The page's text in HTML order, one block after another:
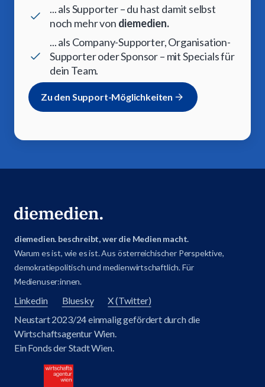
... als Supporter – du hast damit selbst
noch mehr von diemedien.
... als Company-Supporter, Organisation-
Supporter oder Sponsor – mit Specials für
dein Team.
Zu den Support-Möglichkeiten
diemedien. beschreibt, wer die Medien macht.
Warum es ist, wie es ist. Aus österreichischer Perspektive,
demokratiepolitisch und medienwirtschaftlich. Für
Medienuser:innen.
Linkedin Bluesky
X (Twitter)
Neustart 2023/24 einmalig gefördert durch die
Wirtschaftsagentur Wien.
Ein Fonds der Stadt Wien.